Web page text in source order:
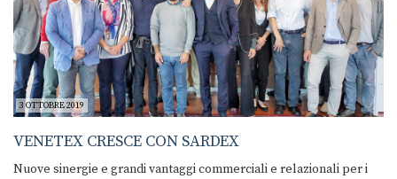
3 OTTOBRE 2019
VENETEX CRESCE CON SARDEX
Nuove sinergie e grandi vantaggi commerciali e relazionali per i